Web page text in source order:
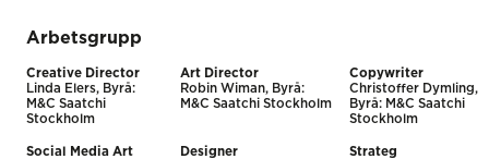
Arbetsgrupp
Creative Director
Linda Elers, Byrå:
M&C Saatchi
Stockholm
Art Director
Robin Wiman, Byrå:
M&C Saatchi Stockholm
Copywriter
Christoffer Dymling,
Byrå: M&C Saatchi
Stockholm
Social Media Art
Designer
Strateg